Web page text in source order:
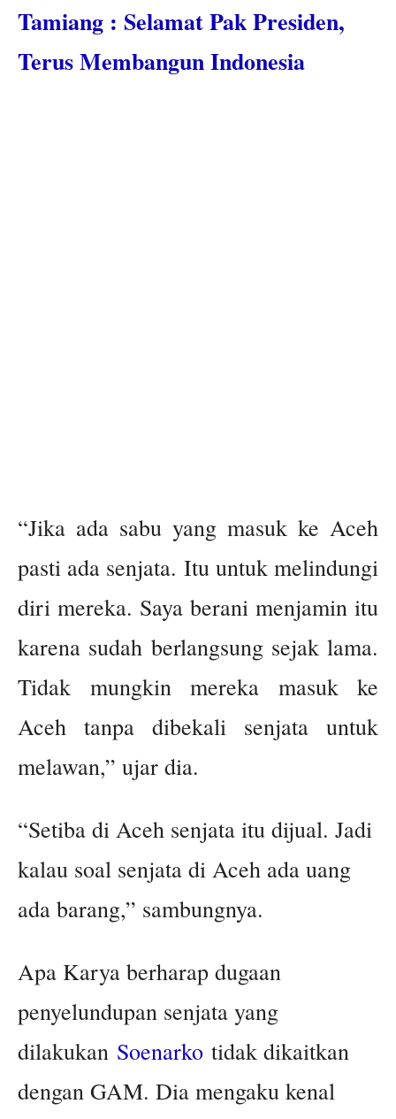
Tamiang : Selamat Pak Presiden,
Terus Membangun Indonesia
“Jika ada sabu yang masuk ke Aceh
pasti ada senjata. Itu untuk melindungi
diri mereka. Saya berani menjamin itu
karena sudah berlangsung sejak lama.
Tidak mungkin mereka masuk ke
Aceh tanpa dibekali senjata untuk
melawan,” ujar dia.
“Setiba di Aceh senjata itu dijual. Jadi
kalau soal senjata di Aceh ada uang
ada barang,” sambungnya.
Apa Karya berharap dugaan
penyelundupan senjata yang
dilakukan Soenarko tidak dikaitkan
dengan GAM. Dia mengaku kenal